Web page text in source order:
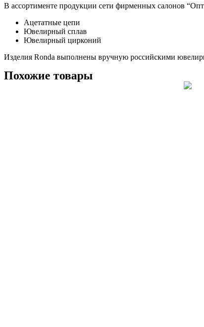
В ассортименте продукции сети фирменных салонов
Ацетатные цепи
Ювелирный сплав
Ювелирный цирконий
Изделия Ronda выполнены вручную российскими
Похожие товары